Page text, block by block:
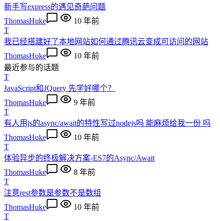
新手写express的遇见奇葩问题
ThomasHuke
10 年前
T
我已经搭建好了本地网站如何通过腾讯云变成可访问的网站
ThomasHuke
10 年前
最近参与的话题
T
JavaScript和JQuery 先学好哪个？
ThomasHuke
9 年前
T
有人用js的async/await的特性写过nodejs吗 能麻烦给我一份 吗
ThomasHuke
10 年前
T
体验异步的终极解决方案-ES7的Async/Await
ThomasHuke
8 年前
T
注意rest参数是参数不是数组
ThomasHuke
10 年前
T